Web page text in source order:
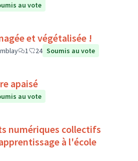
au vote
et végétalisée !
1 24 Soumis au vote
apaisé
au vote
collectifs
à l'école